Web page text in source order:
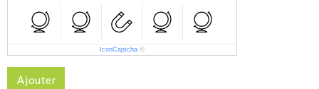
IconCaptcha ©
Ajouter